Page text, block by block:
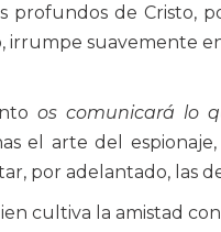
profundos de Cristo,
irrumpe suavemente
os comunicará lo
el arte del
por adelantado, las
cultiva la amistad